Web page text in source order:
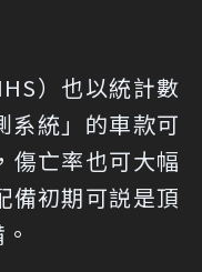
）也以統計數
系統」的車款可
傷亡率也可大幅
備初期可説是頂